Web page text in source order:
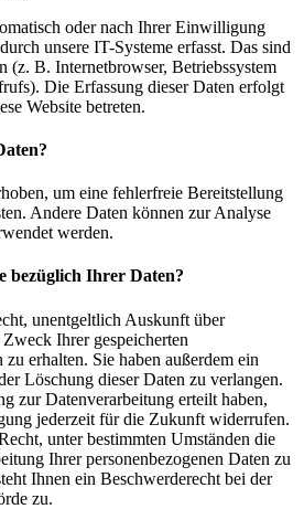
oder nach Ihrer Einwilligung
unsere IT-Systeme erfasst. Das sind
(z. B. Internetbrowser, Betriebssystem
Die Erfassung dieser Daten erfolgt
Website betreten.
um eine fehlerfreie Bereitstellung
Andere Daten können zur Analyse
werden.
bezüglich Ihrer Daten?
unentgeltlich Auskunft über
Ihrer gespeicherten
zu erhalten. Sie haben außerdem ein
Löschung dieser Daten zu verlangen.
zur Datenverarbeitung erteilt haben,
jederzeit für die Zukunft widerrufen.
unter bestimmten Umständen die
Ihrer personenbezogenen Daten zu
Ihnen ein Beschwerderecht bei der
zu.